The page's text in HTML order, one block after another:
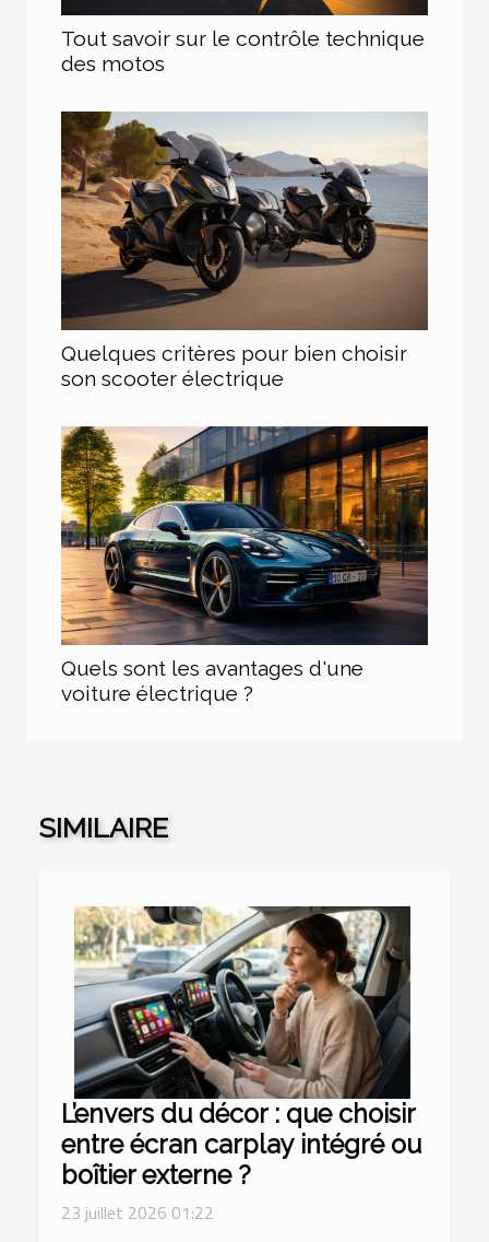
Tout savoir sur le contrôle technique
des motos
Quelques critères pour bien choisir
son scooter électrique
Quels sont les avantages d'une
voiture électrique ?
SIMILAIRE
L’envers du décor : que choisir
entre écran carplay intégré ou
boîtier externe ?
23 juillet 2026 01:22